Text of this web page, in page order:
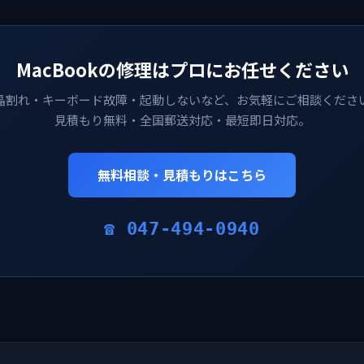
MacBookの修理はプロにお任せください
割れ・キーボード故障・起動しないなど、お気軽にご相談くださ
見積もり無料・全国郵送対応・最短即日対応。
無料相談・見積もりはこちら
☎ 047-494-0940